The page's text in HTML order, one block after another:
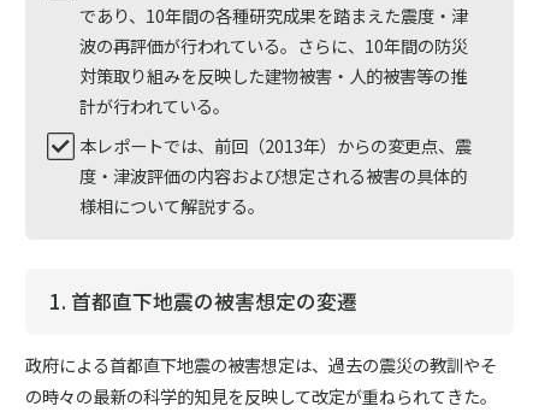
であり、10年間の各種研究成果を踏まえた震度・津
波の再評価が行われている。さらに、10年間の防災
対策取り組みを反映した建物被害・人的被害等の推
計が行われている。
本レポートでは、前回（2013年）からの変更点、震
度・津波評価の内容および想定される被害の具体的
様相について解説する。
1. 首都直下地震の被害想定の変遷
政府による首都直下地震の被害想定は、過去の震災の教訓やそ
の時々の最新の科学的知見を反映して改定が重ねられてきた。